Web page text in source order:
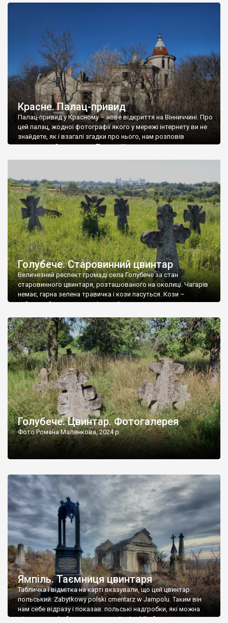
Красне. Палац-привид
Палац-привид у Красному – нове відкриття на Вінниччині. Про
цей палац, жодної фотографії якого у мережі інтернету ви не
знайдете, як і взагалі згадки про нього, нам розповів
мешканець Самгородка. Палац у Красному вразив не лише
Голубече. Старовинний цвинтар
Величезний респект громаді села Голубече за стан
старовинного цвинтаря, розташованого на околиці. Чагарів
немає, гарна зелена травичка і кози пасуться. Кози –
найкращий регулятор шкідливої, для старих кладовищ,
бруньками, кози ті бруньки обгризають, бо то улюблений
делікатес. На цвинтарі у Голубечому ціла колекція
різноманітних форм хрестів. Село відносно невелике, […]
Голубече. Цвинтар. Фотогалерея
Фото Романа Маленкова, 2024 р.
Ямпіль. Таємниця цвинтаря
Табличка і відмітка на карті вказували, що цей цвинтар
польський. Zabytkowy polski cmentarz w Jampolu. Таким він
нам себе відразу і показав: польські надгробки, які можна
віднести до фабричних, польські епітафії… Загалом цвинтар